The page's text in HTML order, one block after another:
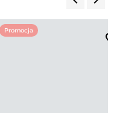
Promocja